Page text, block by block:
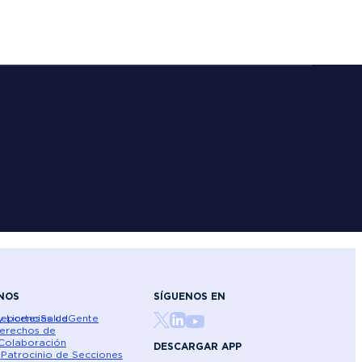
SaludGente
Licencias de
de
Patrocinio de Secciones
SÍGUENOS EN
DESCARGAR APP